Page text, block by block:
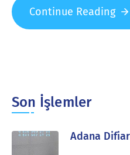
Continue Reading
Son İşlemler
Adana